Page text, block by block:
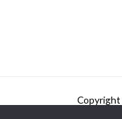
Copyright